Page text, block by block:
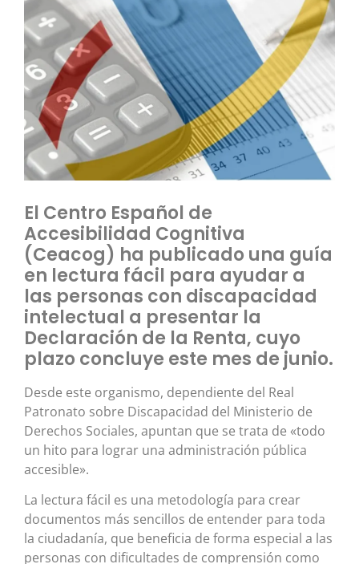
El Centro Español de
Accesibilidad Cognitiva
(Ceacog) ha publicado una guía
en lectura fácil para ayudar a
las personas con discapacidad
intelectual a presentar la
Declaración de la Renta, cuyo
plazo concluye este mes de junio.
Desde este organismo, dependiente del Real
Patronato sobre Discapacidad del Ministerio de
Derechos Sociales, apuntan que se trata de «todo
un hito para lograr una administración pública
accesible».
La lectura fácil es una metodología para crear
documentos más sencillos de entender para toda
la ciudadanía, que beneficia de forma especial a las
personas con dificultades de comprensión como